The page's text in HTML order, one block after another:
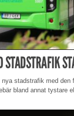
STADSTRAFIK
nya stadstrafik med
bland annat tystare